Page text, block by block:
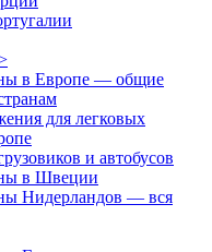
в Европе — общие
для легковых
и автобусов
в Швеции
Нидерландов — вся